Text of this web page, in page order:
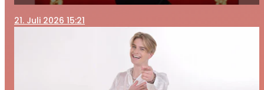
21. Juli 2026 15:21